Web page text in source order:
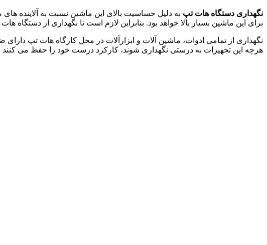
نگهداری دستگاه هات تپ به دلیل حساسیت بالای این ماشین نسبت به آلاینده
برای این ماشین بسیار بالا خواهد بود. بنابراین لازم است تا نگهداری از
نگهداری از تمامی ادوات، ماشین آلات و ابزارآلات در محل کارگاه هات تپ
هرچه این تجهیزات به درستی نگهداری شوند، کارکرد درست خود را حفظ می کنند